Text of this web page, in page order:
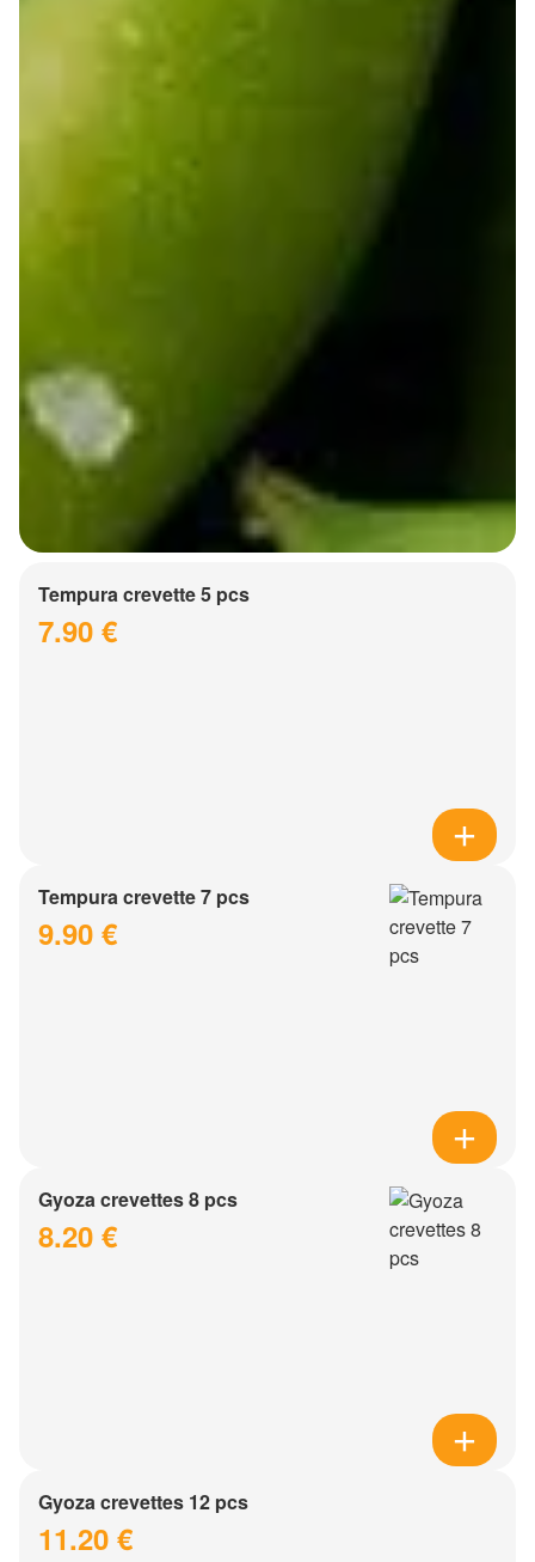
Tempura crevette 5 pcs
7.90 €
Tempura crevette 7 pcs
9.90 €
Gyoza crevettes 8 pcs
8.20 €
Gyoza crevettes 12 pcs
11.20 €